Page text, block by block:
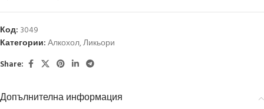
Код: 3049
Категории:Алкохол,Ликьори
Share:
Допълнителна информация